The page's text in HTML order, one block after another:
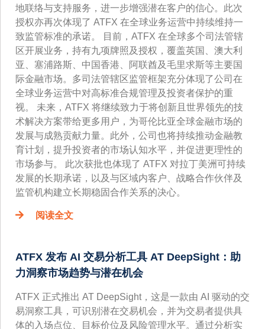
地联络与支持服务，进一步增强潜在客户的信心。此次
授权亦再次体现了 ATFX 在全球业务运营中持续维持一
致监管标准的承诺。 目前，ATFX 在全球多个司法管辖
区开展业务，持有九项牌照及授权，覆盖英国、澳大利
亚、塞浦路斯、中国香港、阿联酋及毛里求斯等主要国
际金融市场。多司法管辖区监管框架充分体现了公司在
全球业务运营中对高标准合规管理及投资者保护的重
视。 未来，ATFX 将继续致力于将创新且世界领先的技
术解决方案带给更多用户，为哥伦比亚全球金融市场的
发展与成熟贡献力量。此外，公司也将持续推动金融教
育计划，提升投资者的市场认知水平，并促进更理性的
市场参与。 此次获批也体现了 ATFX 对拉丁美洲可持续
发展的长期承诺，以及与区域内客户、战略合作伙伴及
监管机构建立长期稳固合作关系的决心。
阅读全文
ATFX 发布 AI 交易分析工具 AT DeepSight：助
力洞察市场趋势与潜在机会
ATFX 正式推出 AT DeepSight，这是一款由 AI 驱动的交
易洞察工具，可识别潜在交易机会，并为交易者提供具
体的入场点位、目标价位及风险管理水平。通过分析实